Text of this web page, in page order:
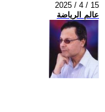
2025 / 4 / 15
عالم الرياضة